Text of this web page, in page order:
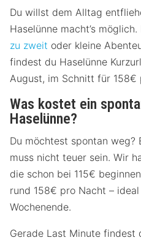
Du willst dem Alltag
Haselünne macht’s
zu zweit oder kleine
findest du Haselünne
August, im Schnitt für 158€
Was kostet ein
Haselünne?
Du möchtest spontan weg?
muss nicht teuer sein. Wir
die schon bei 115€
rund 158€ pro Nacht –
Wochenende.
Gerade Last Minute findest